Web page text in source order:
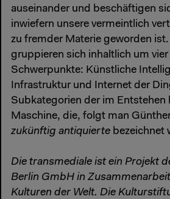
auseinander und beschäftigen
inwiefern unsere vermeintlich
zu fremder Materie geworden
gruppieren sich inhaltlich um
Schwerpunkte: Künstliche
Infrastruktur und Internet der
Subkategorien der im Entstehen
Maschine, die, folgt man
zukünftig antiquierte bezeichnet
Die transmediale ist ein Projekt
Berlin GmbH in
Kulturen der Welt. Die